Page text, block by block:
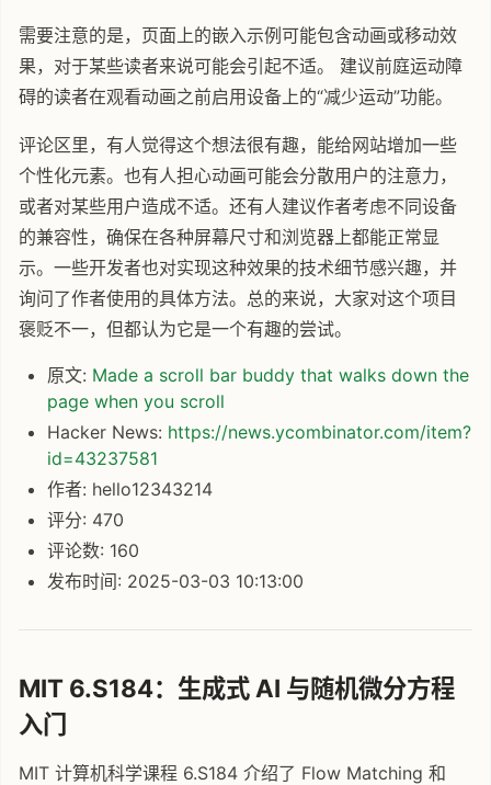
需要注意的是，页面上的嵌入示例可能包含动画或移动效
果，对于某些读者来说可能会引起不适。 建议前庭运动障
碍的读者在观看动画之前启用设备上的“减少运动”功能。
评论区里，有人觉得这个想法很有趣，能给网站增加一些
个性化元素。也有人担心动画可能会分散用户的注意力，
或者对某些用户造成不适。还有人建议作者考虑不同设备
的兼容性，确保在各种屏幕尺寸和浏览器上都能正常显
示。一些开发者也对实现这种效果的技术细节感兴趣，并
询问了作者使用的具体方法。总的来说，大家对这个项目
褒贬不一，但都认为它是一个有趣的尝试。
原文: Made a scroll bar buddy that walks down the
page when you scroll
Hacker News: https://news.ycombinator.com/item?
id=43237581
作者: hello12343214
评分: 470
评论数: 160
发布时间: 2025-03-03 10:13:00
MIT 6.S184：生成式 AI 与随机微分方程
入门
MIT 计算机科学课程 6.S184 介绍了 Flow Matching 和